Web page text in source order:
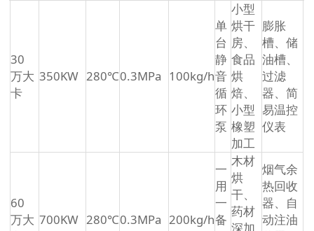
30
万大
卡
350KW 280℃0.3MPa 100kg/h
单
台
静
音
循
环
泵
小型
烘干
房、
食品
烘
焙、
小型
橡塑
加工
膨胀
槽、储
油槽、
过滤
器、简
易温控
仪表
60
万大 700KW 280℃0.3MPa 200kg/h
一
用
一
备
木材
烘
干、
药材
烟气余
热回收
器、自
动注油